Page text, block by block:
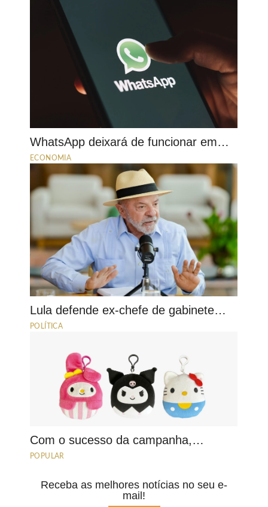
WhatsApp deixará de funcionar em…
ECONOMIA
Lula defende ex-chefe de gabinete…
POLÍTICA
Com o sucesso da campanha,…
POPULAR
Receba as melhores notícias no seu e-
mail!